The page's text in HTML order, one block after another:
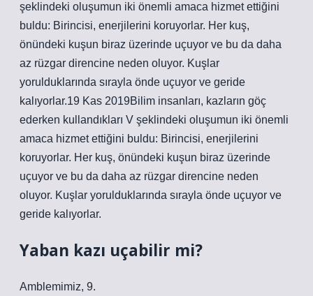
şeklindeki oluşumun iki önemli amaca hizmet ettiğini
buldu: Birincisi, enerjilerini koruyorlar. Her kuş,
önündeki kuşun biraz üzerinde uçuyor ve bu da daha
az rüzgar direncine neden oluyor. Kuşlar
yorulduklarında sırayla önde uçuyor ve geride
kalıyorlar.19 Kas 2019Bilim insanları, kazların göç
ederken kullandıkları V şeklindeki oluşumun iki önemli
amaca hizmet ettiğini buldu: Birincisi, enerjilerini
koruyorlar. Her kuş, önündeki kuşun biraz üzerinde
uçuyor ve bu da daha az rüzgar direncine neden
oluyor. Kuşlar yorulduklarında sırayla önde uçuyor ve
geride kalıyorlar.
Yaban kazı uçabilir mi?
Amblemimiz, 9.